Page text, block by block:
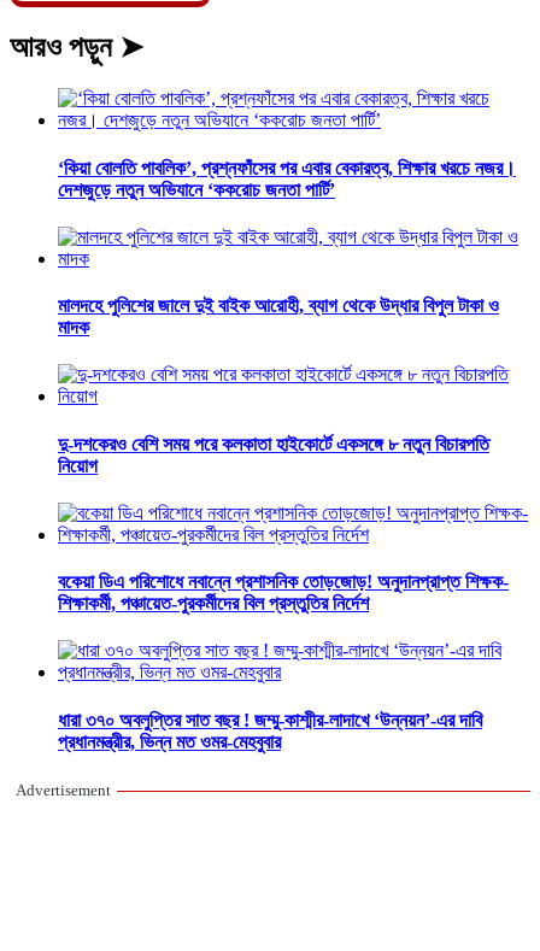
আরও পড়ুন ➤
‘কিয়া বোলতি পাবলিক’, প্রশ্নফাঁসের পর এবার বেকারত্ব, শিক্ষার খরচে নজর।
দেশজুড়ে নতুন অভিযানে ‘ককরোচ জনতা পার্টি’
মালদহে পুলিশের জালে দুই বাইক আরোহী, ব্যাগ থেকে উদ্ধার বিপুল টাকা ও
মাদক
দু-দশকেরও বেশি সময় পরে কলকাতা হাইকোর্টে একসঙ্গে ৮ নতুন বিচারপতি
নিয়োগ
বকেয়া ডিএ পরিশোধে নবান্নে প্রশাসনিক তোড়জোড়! অনুদানপ্রাপ্ত শিক্ষক-
শিক্ষাকর্মী, পঞ্চায়েত-পুরকর্মীদের বিল প্রস্তুতির নির্দেশ
ধারা ৩৭০ অবলুপ্তির সাত বছর ! জম্মু-কাশ্মীর-লাদাখে ‘উন্নয়ন’-এর দাবি
প্রধানমন্ত্রীর, ভিন্ন মত ওমর-মেহবুবার
Advertisement